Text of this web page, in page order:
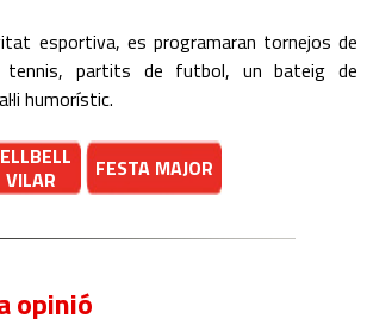
esportiva, es programaran tornejos de
partits de futbol, un bateig de
humorístic.
VILAR
FESTA MAJOR
opinió